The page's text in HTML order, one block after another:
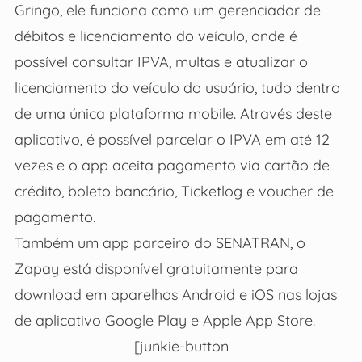
Gringo, ele funciona como um gerenciador de
débitos e licenciamento do veículo, onde é
possível consultar IPVA, multas e atualizar o
licenciamento do veículo do usuário, tudo dentro
de uma única plataforma mobile. Através deste
aplicativo, é possível parcelar o IPVA em até 12
vezes e o app aceita pagamento via cartão de
crédito, boleto bancário, Ticketlog e voucher de
pagamento.
Também um app parceiro do SENATRAN, o
Zapay está disponível gratuitamente para
download em aparelhos Android e iOS nas lojas
de aplicativo Google Play e Apple App Store.
[junkie-button